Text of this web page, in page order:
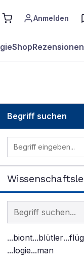
Anmelden
ShopRezensionen
Begriff suchen
Begriff im Lexikon
...biont...blütler
...logie...man